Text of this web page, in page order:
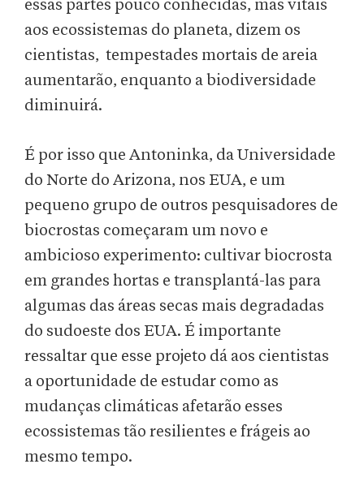
essas partes pouco conhecidas, mas vitais
aos ecossistemas do planeta, dizem os
cientistas, tempestades mortais de areia
aumentarão, enquanto a biodiversidade
diminuirá.
É por isso que Antoninka, da Universidade
do Norte do Arizona, nos EUA, e um
pequeno grupo de outros pesquisadores de
biocrostas começaram um novo e
ambicioso experimento: cultivar biocrosta
em grandes hortas e transplantá-las para
algumas das áreas secas mais degradadas
do sudoeste dos EUA. É importante
ressaltar que esse projeto dá aos cientistas
a oportunidade de estudar como as
mudanças climáticas afetarão esses
ecossistemas tão resilientes e frágeis ao
mesmo tempo.